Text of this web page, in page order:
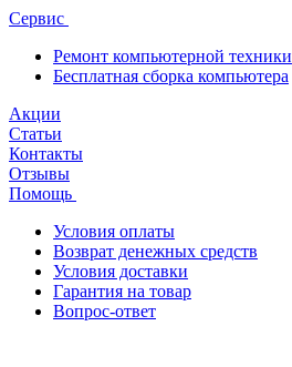
Сервис
Ремонт компьютерной техники
Бесплатная сборка компьютера
Акции
Статьи
Контакты
Отзывы
Помощь
Условия оплаты
Возврат денежных средств
Условия доставки
Гарантия на товар
Вопрос-ответ